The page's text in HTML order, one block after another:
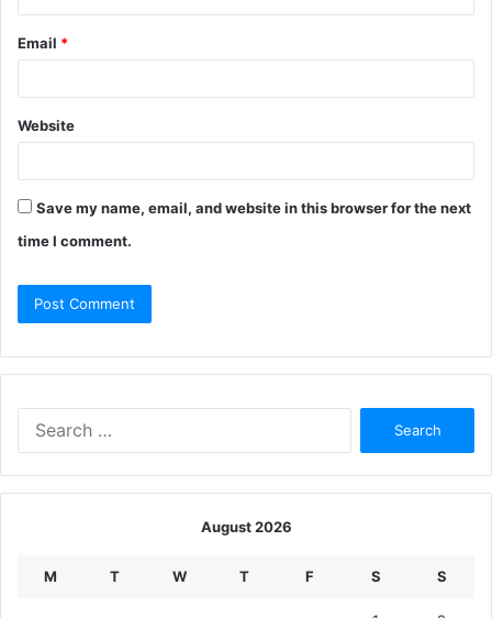
Email *
Website
Save my name, email, and website in this browser for the next
time I comment.
August 2026
M T W T F S S